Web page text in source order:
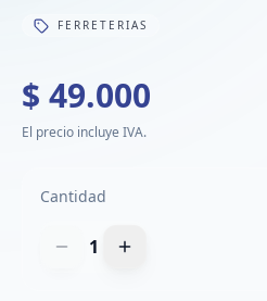
FERRETERIAS
$ 49.000
El precio incluye IVA.
Cantidad
1